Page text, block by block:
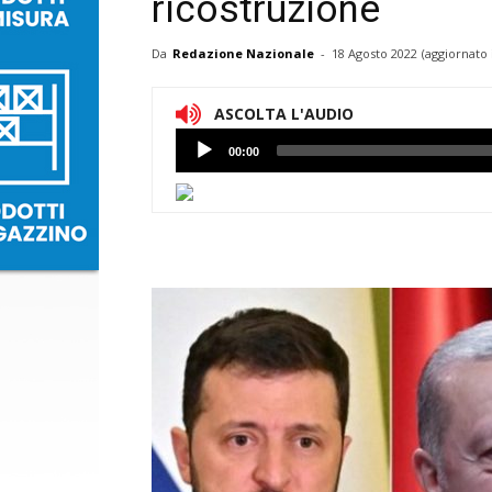
ricostruzione
Da Redazione Nazionale - 18 Agosto 2022 (aggiornato
ASCOLTA L'AUDIO
Lettore
Audio
00:00